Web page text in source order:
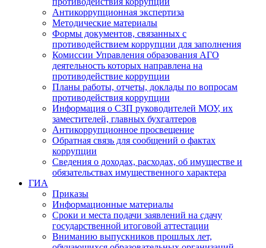
Антикоррупционная экспертиза
Методические материалы
Формы документов, связанных с
противодействием коррупции для заполнения
Комиссии Управления образования АГО
деятельность которых направлена на
противодействие коррупции
Планы работы, отчеты, доклады по вопросам
противодействия коррупции
Информация о СЗП руководителей МОУ, их
заместителей, главных бухгалтеров
Антикоррупционное просвещение
Обратная связь для сообщений о фактах
коррупции
Сведения о доходах, расходах, об имуществе и
обязательствах имущественного характера
ГИА
Приказы
Информационные материалы
Сроки и места подачи заявлений на сдачу
государственной итоговой аттестации
Вниманию выпускников прошлых лет,